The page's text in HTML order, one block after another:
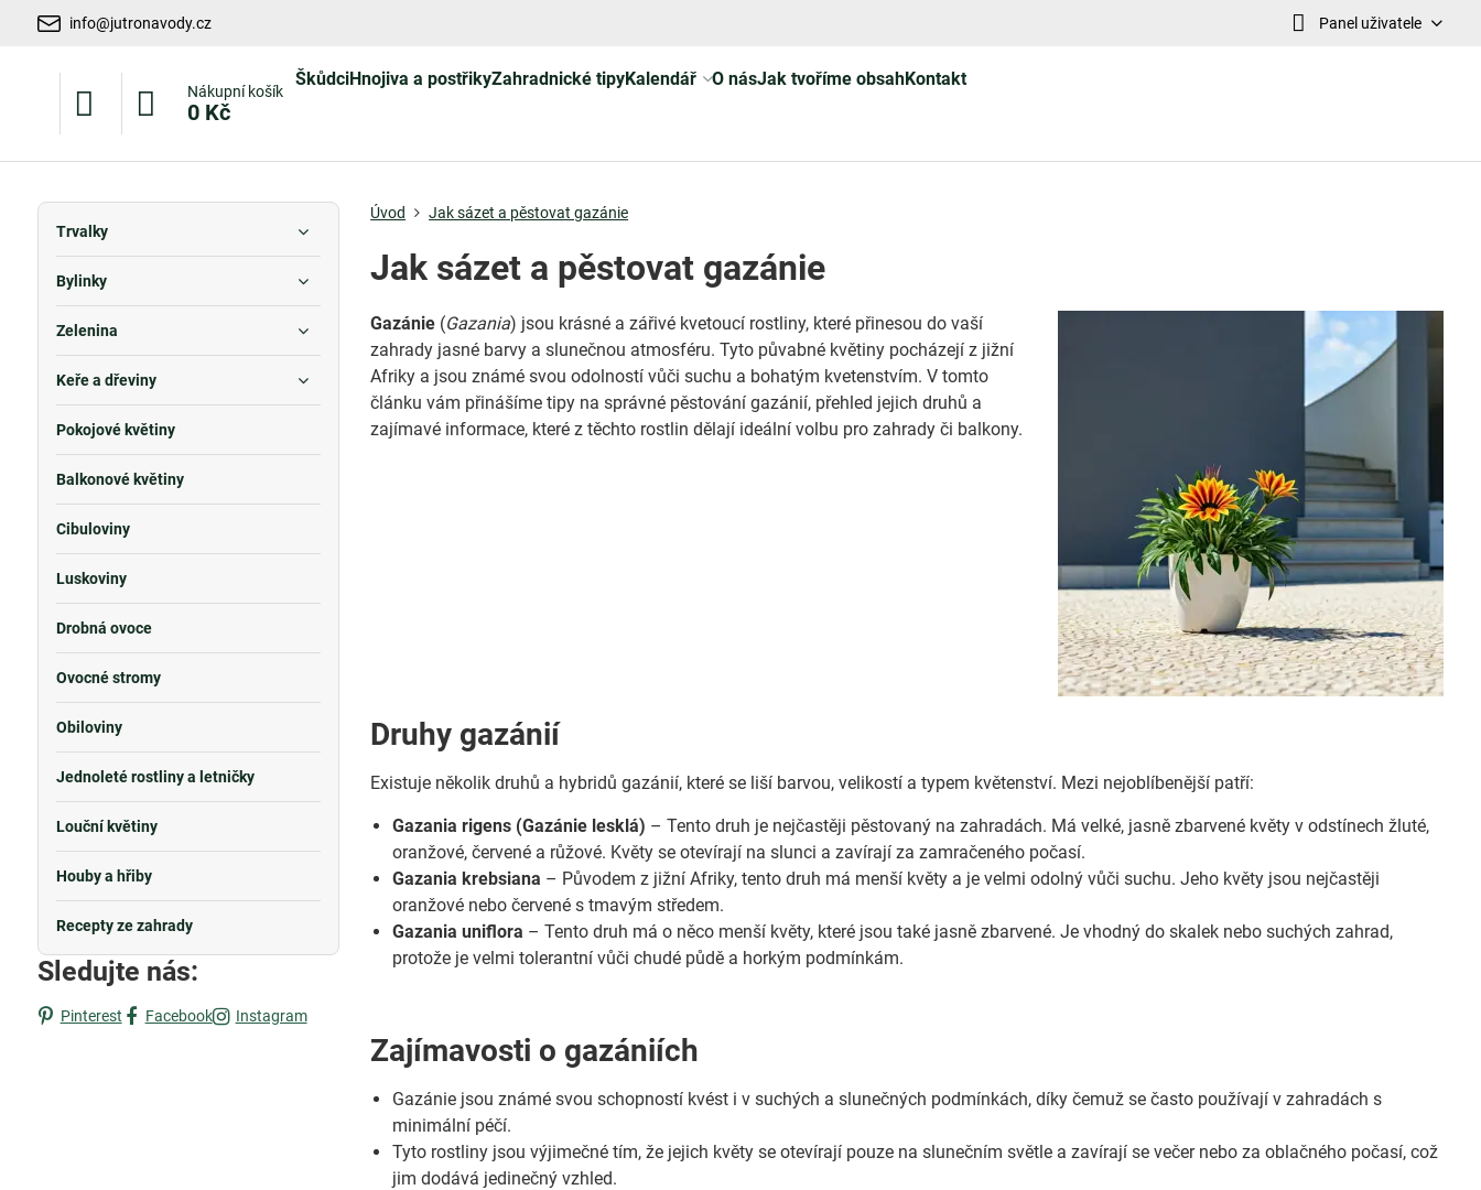
info@jutronavody.cz Panel uživatele
Nákupní košík
0 Kč
ŠkůdciHnojiva a postřikyZahradnické tipyKalendář O násJak tvoříme obsahKontakt
Úvod Jak sázet a pěstovat gazánie
Jak sázet a pěstovat gazánie
Gazánie (Gazania) jsou krásné a zářivé kvetoucí rostliny, které přinesou do vaší
zahrady jasné barvy a slunečnou atmosféru. Tyto půvabné květiny pocházejí z jižní
Afriky a jsou známé svou odolností vůči suchu a bohatým kvetenstvím. V tomto
článku vám přinášíme tipy na správné pěstování gazánií, přehled jejich druhů a
zajímavé informace, které z těchto rostlin dělají ideální volbu pro zahrady či balkony.
Druhy gazánií
Existuje několik druhů a hybridů gazánií, které se liší barvou, velikostí a typem květenství. Mezi nejoblíbenější patří:
Gazania rigens (Gazánie lesklá) – Tento druh je nejčastěji pěstovaný na zahradách. Má velké, jasně zbarvené květy v odstínech žluté,
oranžové, červené a růžové. Květy se otevírají na slunci a zavírají za zamračeného počasí.
Gazania krebsiana – Původem z jižní Afriky, tento druh má menší květy a je velmi odolný vůči suchu. Jeho květy jsou nejčastěji
oranžové nebo červené s tmavým středem.
Gazania uniflora – Tento druh má o něco menší květy, které jsou také jasně zbarvené. Je vhodný do skalek nebo suchých zahrad,
protože je velmi tolerantní vůči chudé půdě a horkým podmínkám.
Zajímavosti o gazániích
Gazánie jsou známé svou schopností kvést i v suchých a slunečných podmínkách, díky čemuž se často používají v zahradách s
minimální péčí.
Tyto rostliny jsou výjimečné tím, že jejich květy se otevírají pouze na slunečním světle a zavírají se večer nebo za oblačného počasí, což
jim dodává jedinečný vzhled.
Trvalky
Bylinky
Zelenina
Keře a dřeviny
Pokojové květiny
Balkonové květiny
Cibuloviny
Luskoviny
Drobná ovoce
Ovocné stromy
Obiloviny
Jednoleté rostliny a letničky
Louční květiny
Houby a hřiby
Recepty ze zahrady
Sledujte nás:
Pinterest Facebook Instagram